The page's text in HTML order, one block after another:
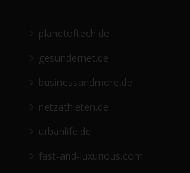
planetoftech.de
gesündernet.de
businessandmore.de
netzathleten.de
urbanlife.de
fast-and-luxurious.com